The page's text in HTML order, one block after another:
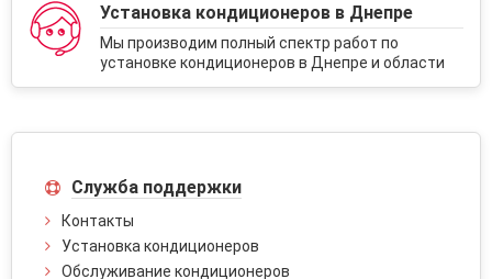
Установка кондиционеров в Днепре
Мы производим полный спектр работ по
установке кондиционеров в Днепре и области
Служба поддержки
Контакты
Установка кондиционеров
Обслуживание кондиционеров